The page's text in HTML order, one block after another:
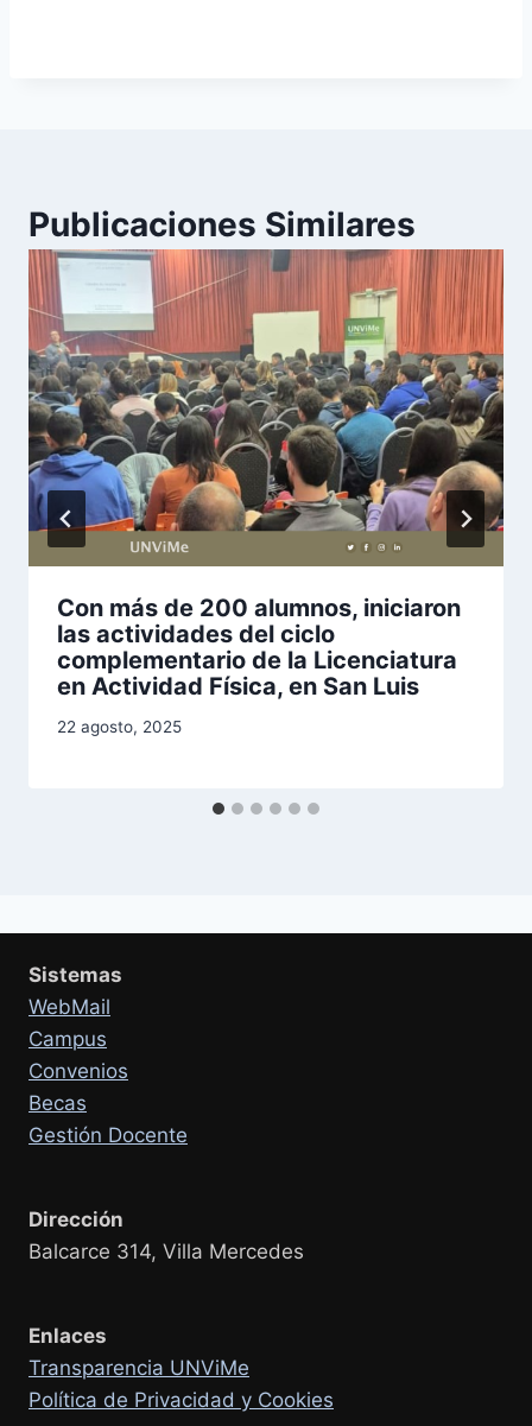
Publicaciones Similares
Con más de 200 alumnos, iniciaron
las actividades del ciclo
complementario de la Licenciatura
en Actividad Física, en San Luis
22 agosto, 2025
Sistemas
WebMail
Campus
Convenios
Becas
Gestión Docente
Dirección
Balcarce 314, Villa Mercedes
Enlaces
Transparencia UNViMe
Política de Privacidad y Cookies